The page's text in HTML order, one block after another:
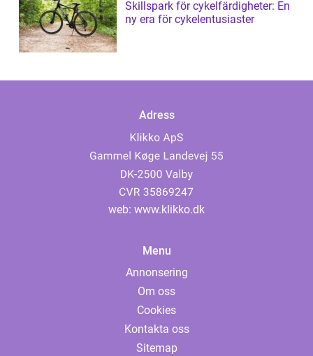
Skillspark för cykelfärdigheter: En
ny era för cykelentusiaster
Adress
web: www.klikko.dk
Menu
Annonsering
Om oss
Cookies
Kontakta oss
Sitemap